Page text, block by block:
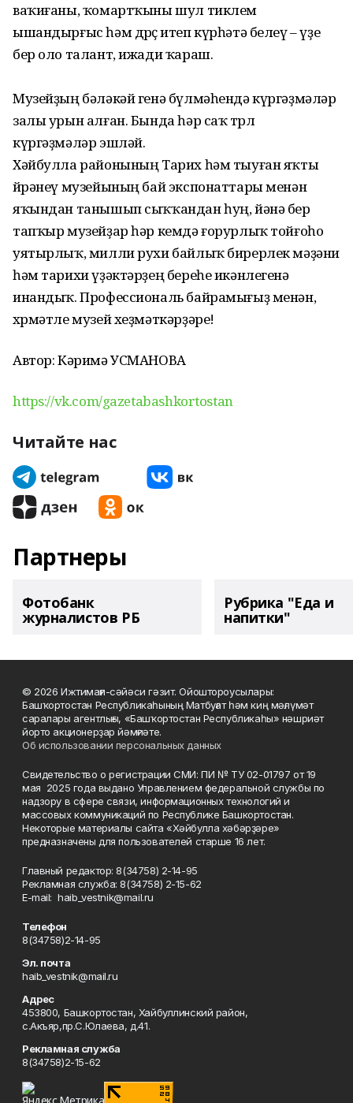
ваҡиғаны, ҡомарт­ҡыны шул тиклем
ышандырғыс һәм дөрөҫ итеп күрһәтә белеү – үҙе
бер оло талант, ижади ҡараш.
Музейҙың бәләкәй генә бүл­мәһендә күргәҙмәләр
залы урын алған. Бында һәр саҡ төрлө
күргәҙмәләр эшләй.
Хәйбулла районының Тарих һәм тыуған яҡты
өйрәнеү музейының бай экспонаттары менән
яҡындан танышып сыҡ­ҡандан һуң, йәнә бер
тапҡыр музейҙар һәр кемдә ғорурлыҡ тойғоһо
уятырлыҡ, милли рухи байлыҡ бирерлек мәҙәни
һәм тарихи үҙәктәрҙең береһе икәнлегенә
инандыҡ. Профессиональ байрамығыҙ менән,
хөрмәтле музей хеҙмәткәрҙәре!
Автор: Кәримә УСМАНОВА
https://vk.com/gazetabashkortostan
Читайте нас
Партнеры
Фотобанк
журналистов РБ
Рубрика "Еда и
напитки"
© 2026 Ижтимағи-сәйәси гәзит. Ойоштороусылары:
Башҡортостан Республикаһының Матбуғат һәм киң мәғлүмәт
саралары агентлығы, «Башҡортостан Республикаһы» нәшриәт
йорто акционерҙар йәмғиәте.
Об использовании персональных данных
Свидетельство о регистрации СМИ: ПИ № ТУ 02-01797 от 19
мая 2025 года выдано Управлением федеральной службы по
надзору в сфере связи, информационных технологий и
массовых коммуникаций по Республике Башкортостан.
Некоторые материалы сайта «Хәйбулла хәбәрҙәре»
предназначены для пользователей старше 16 лет.
Главный редактор: 8(34758) 2-14-95
Рекламная служба: 8(34758) 2-15-62
Е-mаil: haib_vestnik@mail.ru
Телефон
8(34758)2-14-95
Эл. почта
haib_vestnik@mail.ru
Адрес
453800, Башкортостан, Хайбуллинский район,
с.Акъяр,пр.С.Юлаева, д.41.
Рекламная служба
8(34758)2-15-62